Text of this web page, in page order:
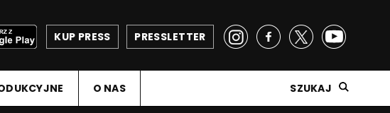
PRESSLETTER
KUP PRESS
O NAS SZUKAJ